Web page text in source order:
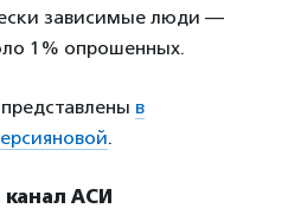
зависимые люди —
1% опрошенных.
в
.
АСИ